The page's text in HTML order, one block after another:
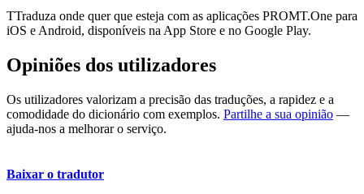
TTraduza onde quer que esteja com as aplicações PROMT.One para
iOS e Android, disponíveis na App Store e no Google Play.
Opiniões dos utilizadores
Os utilizadores valorizam a precisão das traduções, a rapidez e a
comodidade do dicionário com exemplos. Partilhe a sua opinião —
ajuda-nos a melhorar o serviço.
Baixar o tradutor